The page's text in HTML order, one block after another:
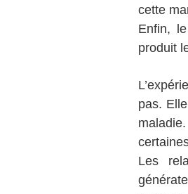
cette
Enfin,
produit
pas.
Les